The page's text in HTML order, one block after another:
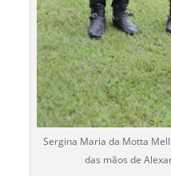
Sergina Maria da Motta
das mãos de